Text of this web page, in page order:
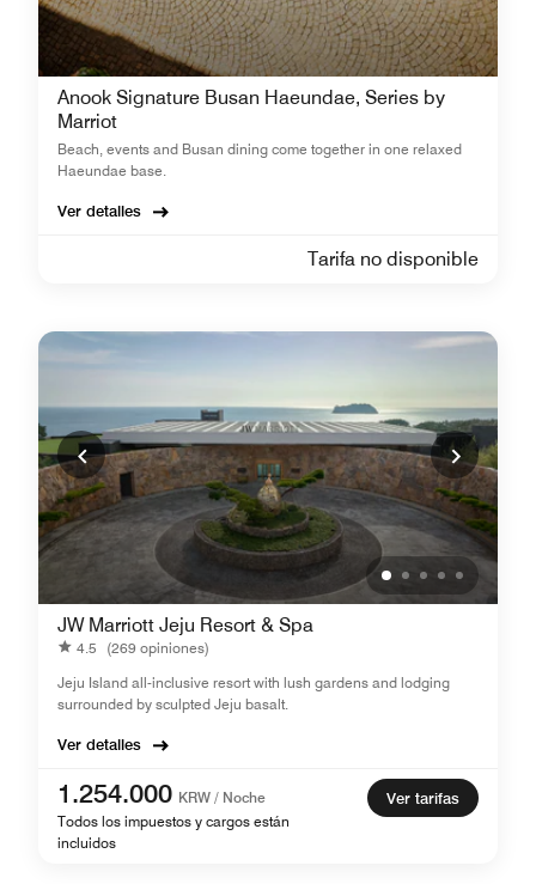
Anook Signature Busan Haeundae, Series by
Marriot
Beach, events and Busan dining come together in one relaxed
Haeundae base.
Ver detalles
Tarifa no disponible
JW Marriott Jeju Resort & Spa
4.5
(269 opiniones)
Jeju Island all-inclusive resort with lush gardens and lodging
surrounded by sculpted Jeju basalt.
Ver detalles
1.254.000 KRW / Noche
Todos los impuestos y cargos están
incluidos
Ver tarifas